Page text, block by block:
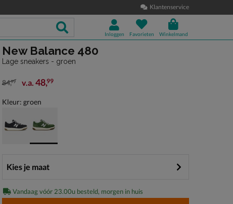
Klantenservice
Inloggen Favorieten Winkelmand
New Balance 480
Lage sneakers - groen
van € 84,99 vanaf € 48,99
84,99 v.a. 48,99
Kleur: groen
Kies je maat
Vandaag vóór 23.00u besteld, morgen in huis